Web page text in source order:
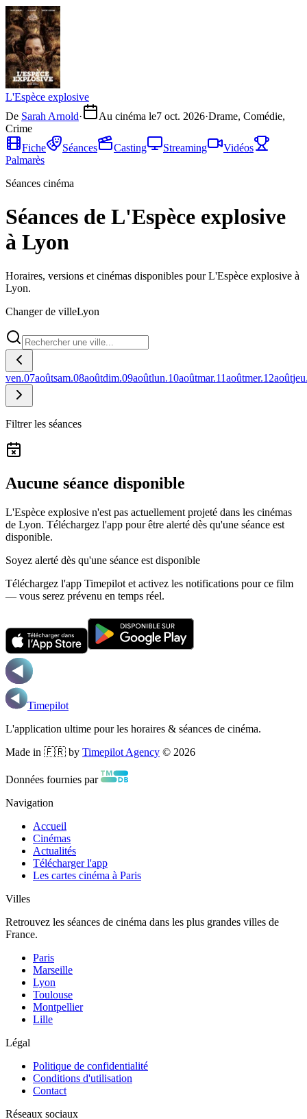
L'Espèce explosive
De Sarah Arnold· Au cinéma le7 oct. 2026·Drame, Comédie,
Crime
Fiche
Séances Casting Streaming
Vidéos
Palmarès
Séances cinéma
Séances de L'Espèce explosive
à Lyon
Horaires, versions et cinémas disponibles pour L'Espèce explosive à
Lyon.
Changer de villeLyon
ven.07aoûtsam.08aoûtdim.09aoûtlun.10aoûtmar.11aoûtmer.12août
Filtrer les séances
Aucune séance disponible
L'Espèce explosive n'est pas actuellement projeté dans les cinémas
de Lyon. Téléchargez l'app pour être alerté dès qu'une séance est
disponible.
Soyez alerté dès qu'une séance est disponible
Téléchargez l'app Timepilot et activez les notifications pour ce film
— vous serez prévenu en temps réel.
Timepilot
L'application ultime pour les horaires & séances de cinéma.
Made in 🇫🇷 by Timepilot Agency © 2026
Données fournies par
Navigation
Accueil
Cinémas
Actualités
Télécharger l'app
Les cartes cinéma à Paris
Villes
Retrouvez les séances de cinéma dans les plus grandes villes de
France.
Paris
Marseille
Lyon
Toulouse
Montpellier
Lille
Légal
Politique de confidentialité
Conditions d'utilisation
Contact
Réseaux sociaux